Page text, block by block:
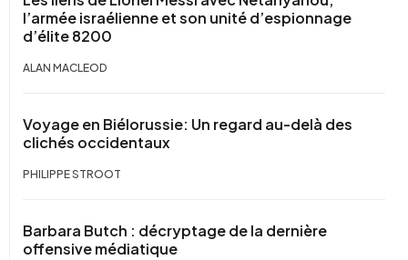
l’armée israélienne et son unité d’espionnage
d’élite 8200
ALAN MACLEOD
Voyage en Biélorussie: Un regard au-delà des
clichés occidentaux
PHILIPPE STROOT
Barbara Butch : décryptage de la dernière
offensive médiatique